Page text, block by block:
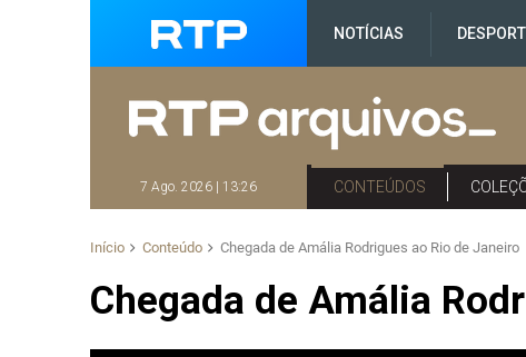
NOTÍCIAS
7 Ago. 2026 | 13:26 CONTEÚDOS
Início Conteúdo Chegada de Amália Rodrigues ao Rio de Janeiro
Chegada de Amália